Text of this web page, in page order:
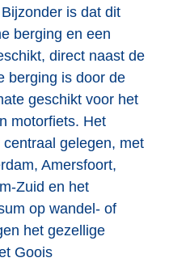
is dat dit
berging en een
direct naast de
berging is door de
geschikt voor het
motorfiets. Het
gelegen, met
Amersfoort,
Zuid en het
op wandel- of
het gezellige
Goois